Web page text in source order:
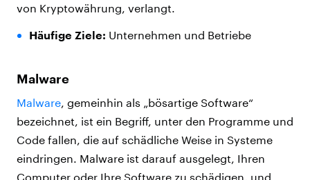
von Kryptowährung, verlangt.
Häufige Ziele: Unternehmen und Betriebe
Malware
Malware, gemeinhin als „bösartige Software“
bezeichnet, ist ein Begriff, unter den Programme und
Code fallen, die auf schädliche Weise in Systeme
eindringen. Malware ist darauf ausgelegt, Ihren
Computer oder Ihre Software zu schädigen, und